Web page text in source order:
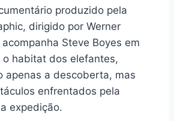
produzido pela
dirigido por Werner
Steve Boyes em
o habitat dos elefantes,
apenas a descoberta, mas
enfrentados pela
expedição.